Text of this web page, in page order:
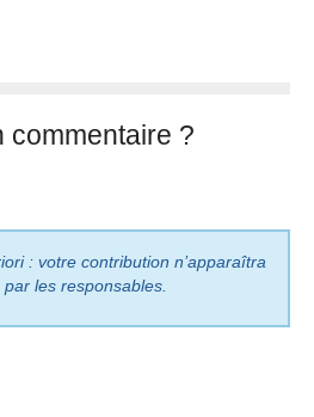
commentaire ?
: votre contribution n’apparaîtra
les responsables.